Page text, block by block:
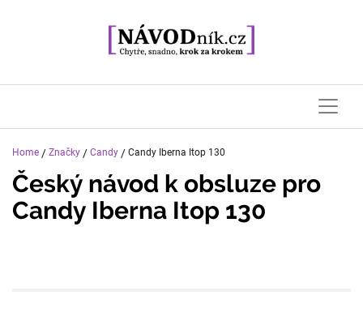
Home / Značky / Candy / Candy Iberna Itop 130
Český návod k obsluze pro
Candy Iberna Itop 130